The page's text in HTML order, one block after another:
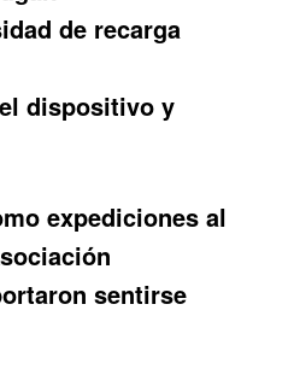
de recarga
dispositivo y
expediciones al
sentirse